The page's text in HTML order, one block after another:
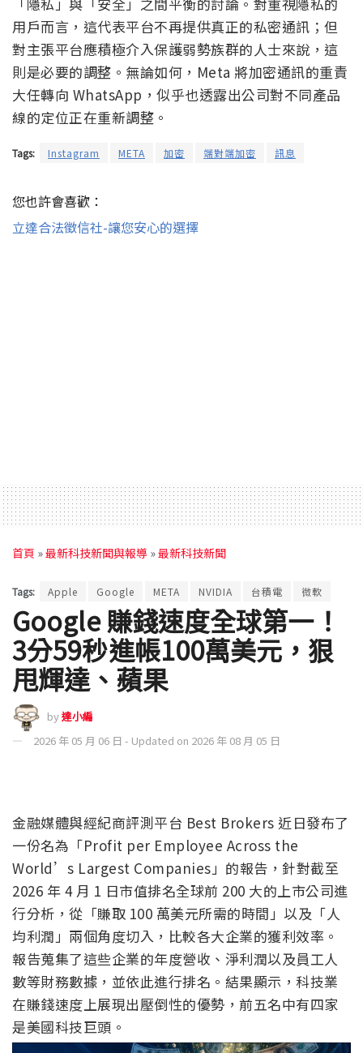
用戶而言，這代表平台不再提供真正的私密通訊；但
對主張平台應積極介入保護弱勢族群的人士來說，這
則是必要的調整。無論如何，Meta 將加密通訊的重責
大任轉向 WhatsApp，似乎也透露出公司對不同產品
線的定位正在重新調整。
Tags: Instagram META 加密 端對端加密 訊息
您也許會喜歡：
立達合法徵信社-讓您安心的選擇
首頁 »最新科技新聞與報導 »最新科技新聞
Tags: Apple Google META NVIDIA 台積電 微軟
Google 賺錢速度全球第一！
3分59秒進帳100萬美元，狠
甩輝達、蘋果
by達小編
2026 年 05 月 06 日 - Updated on 2026 年 08 月 05 日
金融媒體與經紀商評測平台 Best Brokers 近日發布了
一份名為「Profit per Employee Across the
World’s Largest Companies」的報告，針對截至
2026 年 4 月 1 日市值排名全球前 200 大的上市公司進
行分析，從「賺取 100 萬美元所需的時間」以及「人
均利潤」兩個角度切入，比較各大企業的獲利效率。
報告蒐集了這些企業的年度營收、淨利潤以及員工人
數等財務數據，並依此進行排名。結果顯示，科技業
在賺錢速度上展現出壓倒性的優勢，前五名中有四家
是美國科技巨頭。